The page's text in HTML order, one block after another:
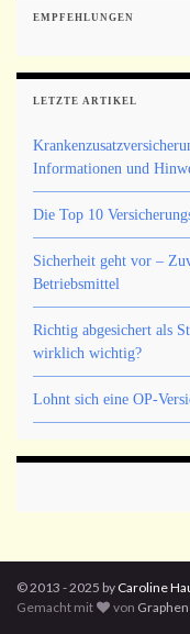
EMPFEHLUNGEN
LETZTE ARTIKEL
Informationen und
Die Top 10
Sicherheit geht vor –
Betriebsmittel
Richtig abgesichert als
wirklich wichtig?
Lohnt sich eine OP-
© 2013 - 2025 by Caroline
Gemacht mit
von